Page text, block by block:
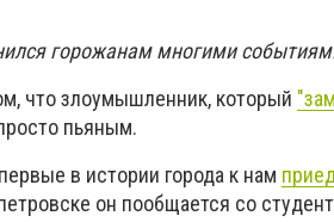
горожанам многими
что злоумышленник, который
пьяным.
в истории города к нам
он пообщается со